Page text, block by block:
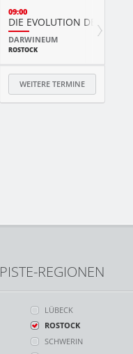
09:00
DIE EVOLUTION DER TIERE
DARWINEUM
ROSTOCK
WEITERE TERMINE
PISTE-REGIONEN
LÜBECK
ROSTOCK
SCHWERIN